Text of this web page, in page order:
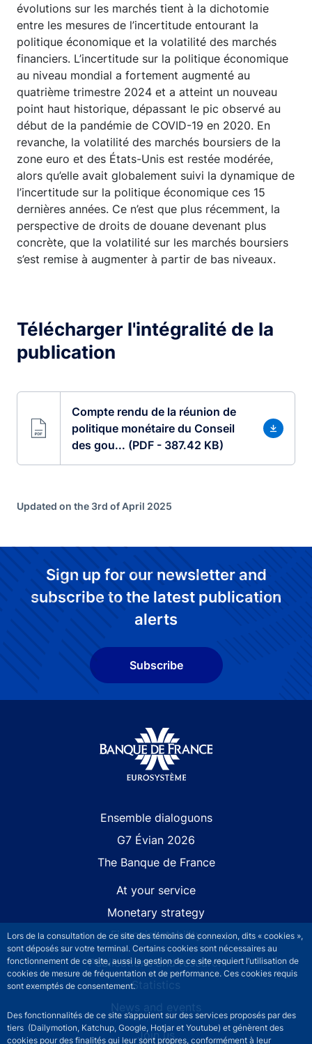
Lors de la consultation de ce site des témoins de connexion, dits « cookies »,
sont déposés sur votre terminal. Certains cookies sont nécessaires au
fonctionnement de ce site, aussi la gestion de ce site requiert l’utilisation de
cookies de mesure de fréquentation et de performance. Ces cookies requis
sont exemptés de consentement.
Des fonctionnalités de ce site s’appuient sur des services proposés par des
tiers (Dailymotion, Katchup, Google, Hotjar et Youtube) et génèrent des
cookies pour des finalités qui leur sont propres, conformément à leur
évolutions sur les marchés tient à la dichotomie
entre les mesures de l’incertitude entourant la
politique économique et la volatilité des marchés
financiers. L’incertitude sur la politique économique
au niveau mondial a fortement augmenté au
quatrième trimestre 2024 et a atteint un nouveau
point haut historique, dépassant le pic observé au
début de la pandémie de COVID-19 en 2020. En
revanche, la volatilité des marchés boursiers de la
zone euro et des États-Unis est restée modérée,
alors qu’elle avait globalement suivi la dynamique de
l’incertitude sur la politique économique ces 15
dernières années. Ce n’est que plus récemment, la
perspective de droits de douane devenant plus
concrète, que la volatilité sur les marchés boursiers
s’est remise à augmenter à partir de bas niveaux.
Télécharger l'intégralité de la
publication
Compte rendu de la réunion de
politique monétaire du Conseil
des gou... (PDF - 387.42 KB)
Updated on the 3rd of April 2025
Sign up for our newsletter and
subscribe to the latest publication
alerts
Subscribe
Ensemble dialoguons
G7 Évian 2026
The Banque de France
At your service
Monetary strategy
Financial stability
Publications and research
Statistics
News and events
Join us